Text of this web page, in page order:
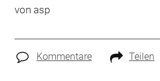
von asp
Kommentare Teilen